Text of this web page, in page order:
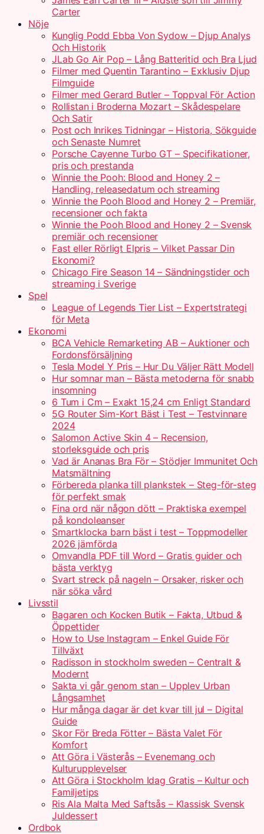
Carter
Nöje
Kunglig Podd Ebba Von Sydow – Djup Analys
Och Historik
JLab Go Air Pop – Lång Batteritid och Bra Ljud
Filmer med Quentin Tarantino – Exklusiv Djup
Filmguide
Filmer med Gerard Butler – Toppval För Action
Rollistan i Broderna Mozart – Skådespelare
Och Satir
Post och Inrikes Tidningar – Historia, Sökguide
och Senaste Numret
Porsche Cayenne Turbo GT – Specifikationer,
pris och prestanda
Winnie the Pooh: Blood and Honey 2 –
Handling, releasedatum och streaming
Winnie the Pooh Blood and Honey 2 – Premiär,
recensioner och fakta
Winnie the Pooh Blood and Honey 2 – Svensk
premiär och recensioner
Fast eller Rörligt Elpris – Vilket Passar Din
Ekonomi?
Chicago Fire Season 14 – Sändningstider och
streaming i Sverige
Spel
League of Legends Tier List – Expertstrategi
för Meta
Ekonomi
BCA Vehicle Remarketing AB – Auktioner och
Fordonsförsäljning
Tesla Model Y Pris – Hur Du Väljer Rätt Modell
Hur somnar man – Bästa metoderna för snabb
insomning
6 Tum i Cm – Exakt 15,24 cm Enligt Standard
5G Router Sim-Kort Bäst i Test – Testvinnare
2024
Salomon Active Skin 4 – Recension,
storleksguide och pris
Vad är Ananas Bra För – Stödjer Immunitet Och
Matsmältning
Förbereda planka till plankstek – Steg-för-steg
för perfekt smak
Fina ord när någon dött – Praktiska exempel
på kondoleanser
Smartklocka barn bäst i test – Toppmodeller
2026 jämförda
Omvandla PDF till Word – Gratis guider och
bästa verktyg
Svart streck på nageln – Orsaker, risker och
när söka vård
Livsstil
Bagaren och Kocken Butik – Fakta, Utbud &
Öppettider
How to Use Instagram – Enkel Guide För
Tillväxt
Radisson in stockholm sweden – Centralt &
Modernt
Sakta vi går genom stan – Upplev Urban
Långsamhet
Hur många dagar är det kvar till jul – Digital
Guide
Skor För Breda Fötter – Bästa Valet För
Komfort
Att Göra i Västerås – Evenemang och
Kulturupplevelser
Att Göra i Stockholm Idag Gratis – Kultur och
Familjetips
Ris Ala Malta Med Saftsås – Klassisk Svensk
Juldessert
Ordbok